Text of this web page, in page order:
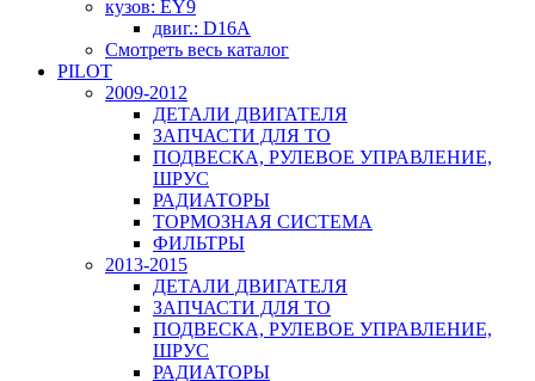
кузов: EY9
двиг.: D16A
Смотреть весь каталог
PILOT
2009-2012
ДЕТАЛИ ДВИГАТЕЛЯ
ЗАПЧАСТИ ДЛЯ ТО
ПОДВЕСКА, РУЛЕВОЕ УПРАВЛЕНИЕ,
ШРУС
РАДИАТОРЫ
ТОРМОЗНАЯ СИСТЕМА
ФИЛЬТРЫ
2013-2015
ДЕТАЛИ ДВИГАТЕЛЯ
ЗАПЧАСТИ ДЛЯ ТО
ПОДВЕСКА, РУЛЕВОЕ УПРАВЛЕНИЕ,
ШРУС
РАДИАТОРЫ